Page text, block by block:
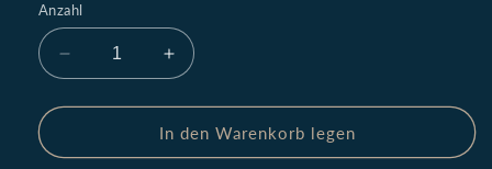
Anzahl
Verringere
die
Menge
Original
Erhöhe
die
Menge
für
Original
In den Warenkorb legen